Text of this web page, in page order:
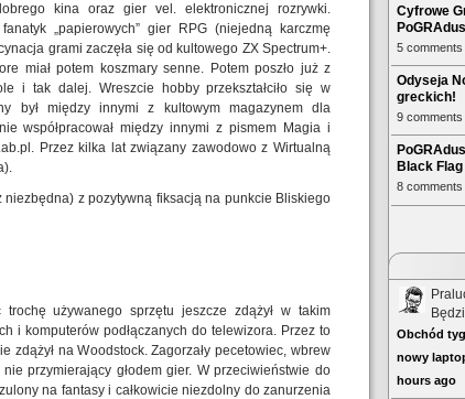
kina oraz gier vel. elektronicznej rozrywki.
„papierowych” gier RPG (niejedną karczmę
grami zaczęła się od kultowego ZX Spectrum+.
miał potem koszmary senne. Potem poszło już z
i tak dalej. Wreszcie hobby przekształciło się w
był między innymi z kultowym magazynem dla
współpracował między innymi z pismem Magia i
Przez kilka lat związany zawodowo z Wirtualną
z pozytywną fiksacją na punkcie Bliskiego
trochę używanego sprzętu jeszcze zdążył w takim
i komputerów podłączanych do telewizora. Przez to
zdążył na Woodstock. Zagorzały pecetowiec, wbrew
przymierający głodem gier. W przeciwieństwie do
na fantasy i całkowicie niezdolny do zanurzenia
Cyfrowe
5 comments
Odyseja
greckich!
9 comments
Black
8 comments
Obchód
nowy
hours ago